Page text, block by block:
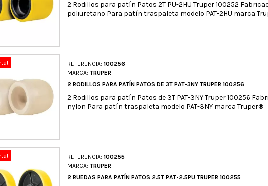
2 Rodillos para patín Patos 2T PU-2HU Truper 100252
poliuretano Para patín traspaleta modelo PAT-2HU marca
REFERENCIA: 100256
MARCA: TRUPER
2 RODILLOS PARA PATÍN PATOS DE 3T PAT-3NY TRUPER 100256
2 Rodillos para patín Patos de 3T PAT-3NY Truper 100256
nylon Para patín traspaleta modelo PAT-3NY marca Truper®
REFERENCIA: 100255
MARCA: TRUPER
2 RUEDAS PARA PATÍN PATOS 2.5T PAT-2.5PU TRUPER 100255